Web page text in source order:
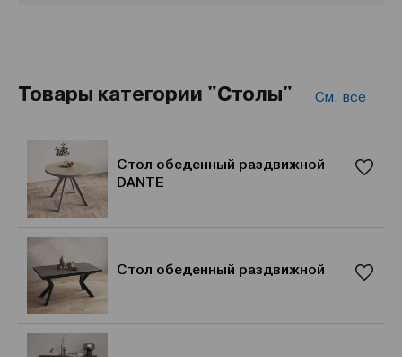
Товары категории "Столы" См. все
Стол обеденный раздвижной
DANTE
Стол обеденный раздвижной